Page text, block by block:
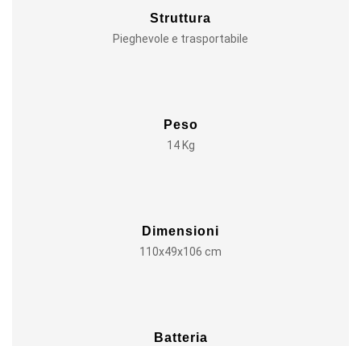
Struttura
Pieghevole e trasportabile
Peso
14 Kg
Dimensioni
110x49x106 cm
Batteria